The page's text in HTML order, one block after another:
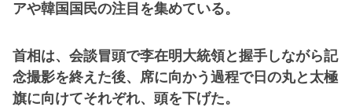
アや韓国国民の注目を集めている。
首相は、会談冒頭で李在明大統領と握手しながら記
念撮影を終えた後、席に向かう過程で日の丸と太極
旗に向けてそれぞれ、頭を下げた。